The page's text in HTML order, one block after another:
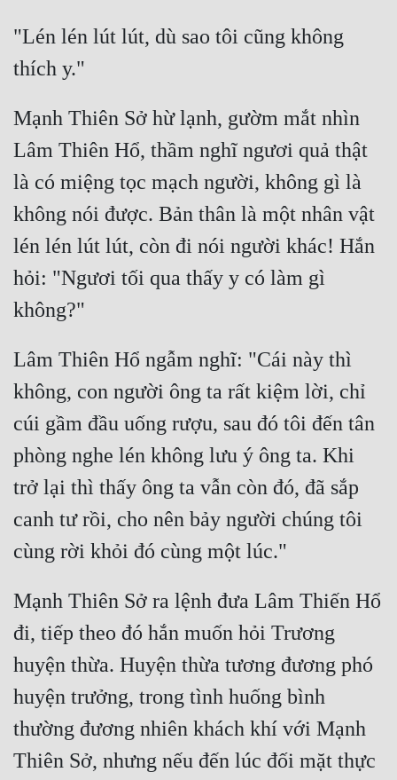
Kinh Dị
Kiếm Hiệp
Kỳ Huyễn
Làm Giàu
Mưu Mô
Ngôn Tình
Nữ Cường
Phương Tây
Phản Phái
Quan Trường
Quân Sự
"Lén lén lút lút, dù sao tôi cũng không
Mạnh Thiên Sở hừ lạnh, gườm mắt nhìn
Lâm Thiên Hổ, thầm nghĩ ngươi quả thật
là có miệng tọc mạch người, không gì là
không nói được. Bản thân là một nhân vật
lén lén lút lút, còn đi nói người khác! Hắn
hỏi: "Ngươi tối qua thấy y có làm gì
Lâm Thiên Hổ ngẫm nghĩ: "Cái này thì
không, con người ông ta rất kiệm lời, chỉ
cúi gầm đầu uống rượu, sau đó tôi đến tân
phòng nghe lén không lưu ý ông ta. Khi
trở lại thì thấy ông ta vẫn còn đó, đã sắp
canh tư rồi, cho nên bảy người chúng tôi
Mạnh Thiên Sở ra lệnh đưa Lâm Thiến Hổ
đi, tiếp theo đó hắn muốn hỏi Trương
huyện thừa. Huyện thừa tương đương phó
huyện trưởng, trong tình huống bình
thường đương nhiên khách khí với Mạnh
Thiên Sở, nhưng nếu đến lúc đối mặt thực